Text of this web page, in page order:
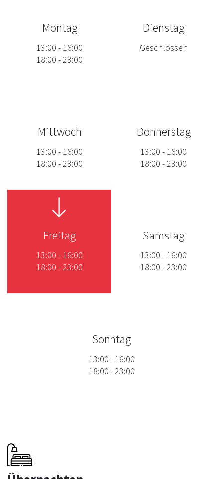
Montag
13:00 - 16:00
18:00 -23:00
Dienstag
Geschlossen
Mittwoch
13:00 - 16:00
18:00 -23:00
Donnerstag
13:00 - 16:00
18:00 -23:00
Freitag
13:00 - 16:00
18:00 -23:00
Samstag
13:00 - 16:00
18:00 -23:00
Sonntag
13:00 - 16:00
18:00 -23:00